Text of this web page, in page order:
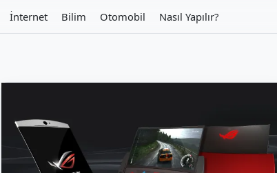
İnternet Bilim Otomobil Nasıl Yapılır?